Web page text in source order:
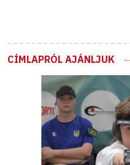
CÍMLAPRÓL AJÁNLJUK